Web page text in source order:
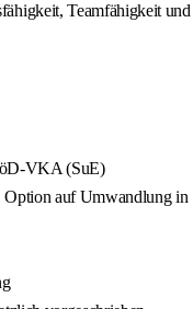
Teamfähigkeit und
VKA (SuE)
Option auf Umwandlung in